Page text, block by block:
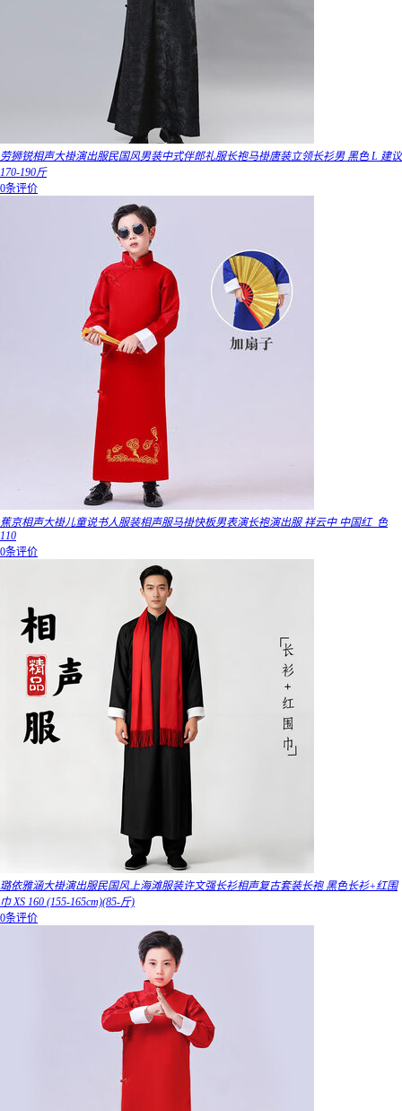
劳狮锐相声大褂演出服民国风男装中式伴郎礼服长袍马褂唐装立领长衫男 黑色 L 建议
170-190斤
0条评价
蕉京相声大褂儿童说书人服装相声服马褂快板男表演长袍演出服 祥云中 中国红_色
110
0条评价
璐依雅涵大褂演出服民国风上海滩服装许文强长衫相声复古套装长袍 黑色长衫+红围
巾 XS 160 (155-165cm)(85-斤)
0条评价